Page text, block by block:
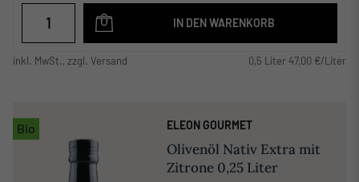
IN DEN WARENKORB
inkl. MwSt., zzgl. Versand 0,5 Liter 47,00 €/Liter
Bio ELEON GOURMET
Olivenöl Nativ Extra mit
Zitrone 0,25 Liter